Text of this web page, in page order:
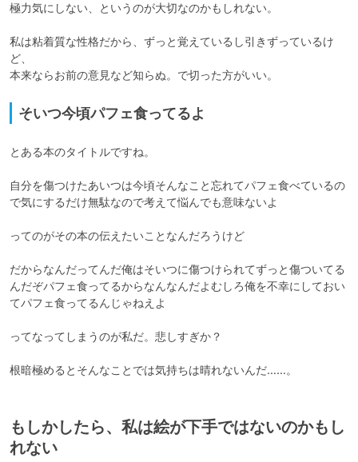
極力気にしない、というのが大切なのかもしれない。
私は粘着質な性格だから、ずっと覚えているし引きずっているけ
ど、
本来ならお前の意見など知らぬ。で切った方がいい。
そいつ今頃パフェ食ってるよ
とある本のタイトルですね。
自分を傷つけたあいつは今頃そんなこと忘れてパフェ食べているの
で気にするだけ無駄なので考えて悩んでも意味ないよ
ってのがその本の伝えたいことなんだろうけど
だからなんだってんだ俺はそいつに傷つけられてずっと傷ついてる
んだぞパフェ食ってるからなんなんだよむしろ俺を不幸にしておい
てパフェ食ってるんじゃねえよ
ってなってしまうのが私だ。悲しすぎか？
もしかしたら、私は絵が下手ではないのかもし
れない